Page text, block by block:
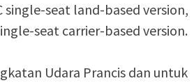
single-seat land-based version,
seat carrier-based version.
Udara Prancis dan untuk